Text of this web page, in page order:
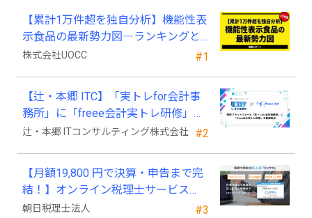
#1
【累計1万件超を独自分析】機能性表
示食品の最新勢力図―ランキングと
2025年4月以降の変化
株式会社UOCC
#2
【辻・本郷 ITC】「実トレfor会計事
務所」に「freee会計実トレ研修」を
新規追加
辻・本郷 ITコンサルティング株式会社
#3
【月額19,800 円で決算・申告まで完
結！】オンライン税理士サービス
「Wiz サポ」
朝日税理士法人